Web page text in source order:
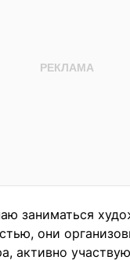
заниматься
они
активно